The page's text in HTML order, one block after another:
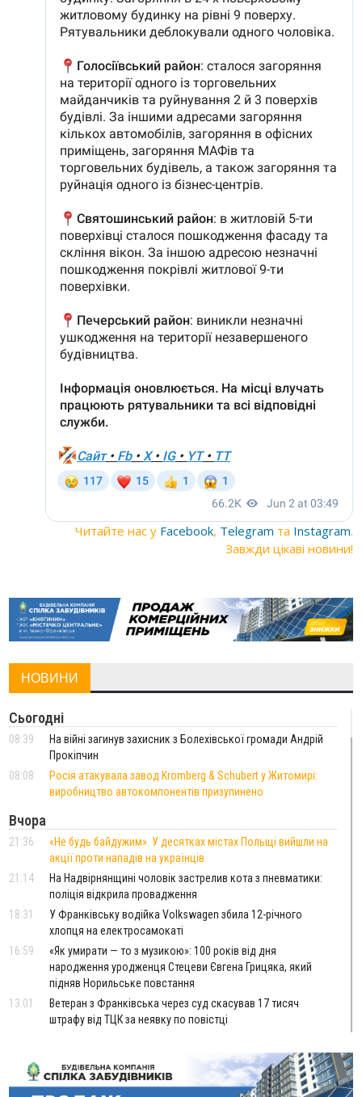
Читайте нас у Facebook, Telegram та Instagram.
Завжди цікаві новини!
НОВИНИ
Сьогодні
08:39
На війні загинув захисник з Болехівської громади Андрій
Прокіпчин
08:08
Росія атакувала завод Kromberg & Schubert у Житомирі:
виробництво автокомпонентів призупинено
Вчора
21:36
«Не будь байдужим». У десятках містах Польщі вийшли на
акції проти нападів на українців
21:14
На Надвірнянщині чоловік застрелив кота з пневматики:
поліція відкрила провадження
18:31
У Франківську водійка Volkswagen збила 12-річного
хлопця на електросамокаті
16:59
«Як умирати — то з музикою»: 100 років від дня
народження уродженця Стецеви Євгена Грицяка, який
підняв Норильське повстання
13:01
Ветеран з Франківська через суд скасував 17 тисяч
штрафу від ТЦК за неявку по повістці
від фантомного болю, зняли документальний фільм
11:12
Україна придбала у Туреччини 70 ракет ATACMS та 12
пускових установок M270